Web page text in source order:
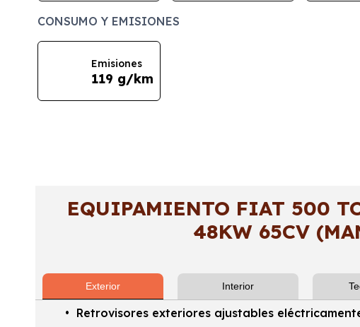
CONSUMO Y EMISIONES
Emisiones
119 g/km
EQUIPAMIENTO FIAT 500
48KW 65CV
Exterior Interior
Retrovisores exteriores ajustables